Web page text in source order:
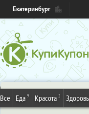
Екатеринбург
Все Еда 9 Красота 2